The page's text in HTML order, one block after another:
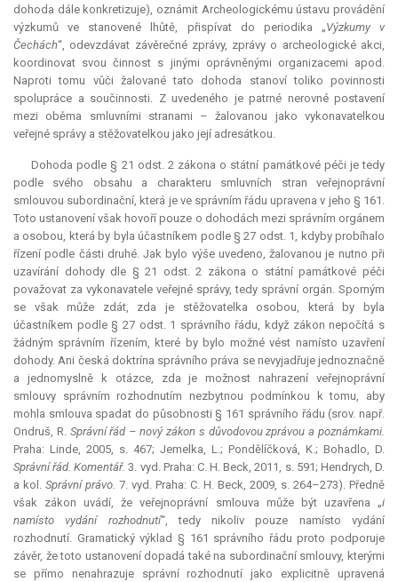
dohoda dále konkretizuje), oznámit Archeologickému ústavu provádění
výzkumů ve stanovené lhůtě, přispívat do periodika „Výzkumy v
Čechách“, odevzdávat závěrečné zprávy, zprávy o archeologické akci,
koordinovat svou činnost s jinými oprávněnými organizacemi apod.
Naproti tomu vůči žalované tato dohoda stanoví toliko povinnosti
spolupráce a součinnosti. Z uvedeného je patrné nerovné postavení
mezi oběma smluvními stranami – žalovanou jako vykonavatelkou
veřejné správy a stěžovatelkou jako její adresátkou.
Dohoda podle § 21 odst. 2 zákona o státní památkové péči je tedy
podle svého obsahu a charakteru smluvních stran veřejnoprávní
smlouvou subordinační, která je ve správním řádu upravena v jeho § 161.
Toto ustanovení však hovoří pouze o dohodách mezi správním orgánem
a osobou, která by byla účastníkem podle § 27 odst. 1, kdyby probíhalo
řízení podle části druhé. Jak bylo výše uvedeno, žalovanou je nutno při
uzavírání dohody dle § 21 odst. 2 zákona o státní památkové péči
považovat za vykonavatele veřejné správy, tedy správní orgán. Sporným
se však může zdát, zda je stěžovatelka osobou, která by byla
účastníkem podle § 27 odst. 1 správního řádu, když zákon nepočítá s
žádným správním řízením, které by bylo možné vést namísto uzavření
dohody. Ani česká doktrína správního práva se nevyjadřuje jednoznačně
a jednomyslně k otázce, zda je možnost nahrazení veřejnoprávní
smlouvy správním rozhodnutím nezbytnou podmínkou k tomu, aby
mohla smlouva spadat do působnosti § 161 správního řádu (srov. např.
Ondruš, R. Správní řád – nový zákon s důvodovou zprávou a poznámkami.
Praha: Linde, 2005, s. 467; Jemelka, L.; Pondělíčková, K.; Bohadlo, D.
Správní řád. Komentář. 3. vyd. Praha: C. H. Beck, 2011, s. 591; Hendrych, D.
a kol. Správní právo. 7. vyd. Praha: C. H. Beck, 2009, s. 264–273). Předně
však zákon uvádí, že veřejnoprávní smlouva může být uzavřena „i
namísto vydání rozhodnutí“, tedy nikoliv pouze namísto vydání
rozhodnutí. Gramatický výklad § 161 správního řádu proto podporuje
závěr, že toto ustanovení dopadá také na subordinační smlouvy, kterými
se přímo nenahrazuje správní rozhodnutí jako explicitně upravená